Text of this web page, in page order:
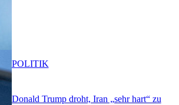
Donald Trump droht, Iran „sehr hart“ zu
POLITIK